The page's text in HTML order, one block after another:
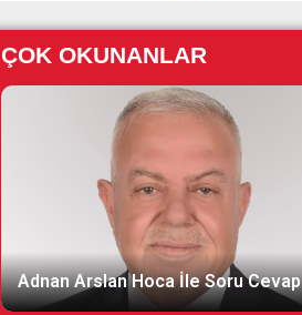
ÇOK OKUNANLAR
Adnan Arslan Hoca İle Soru Cevap